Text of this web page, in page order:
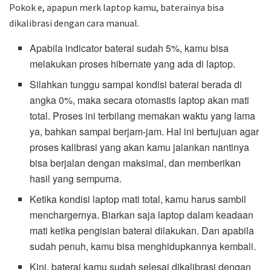
Pokok e, apapun merk laptop kamu, baterainya bisa
dikalibrasi dengan cara manual.
Apabila indicator baterai sudah 5%, kamu bisa
melakukan proses hibernate yang ada di laptop.
Silahkan tunggu sampai kondisi baterai berada di
angka 0%, maka secara otomastis laptop akan mati
total. Proses ini terbilang memakan waktu yang lama
ya, bahkan sampai berjam-jam. Hal ini bertujuan agar
proses kalibrasi yang akan kamu jalankan nantinya
bisa berjalan dengan maksimal, dan memberikan
hasil yang sempurna.
Ketika kondisi laptop mati total, kamu harus sambil
menchargernya. Biarkan saja laptop dalam keadaan
mati ketika pengisian baterai dilakukan. Dan apabila
sudah penuh, kamu bisa menghidupkannya kembali.
Kini, baterai kamu sudah selesai dikalibrasi dengan